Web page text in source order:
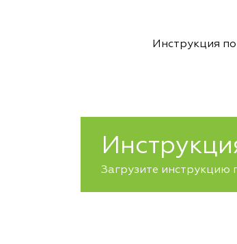
Инструкция
Загрузите инструкцию